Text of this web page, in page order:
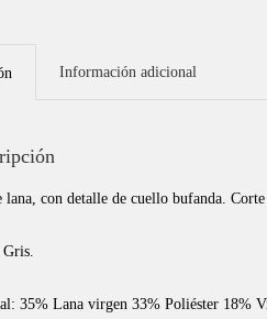
Información adicional
lana, con detalle de cuello bufanda.
35% Lana virgen 33% Poliéster 18%